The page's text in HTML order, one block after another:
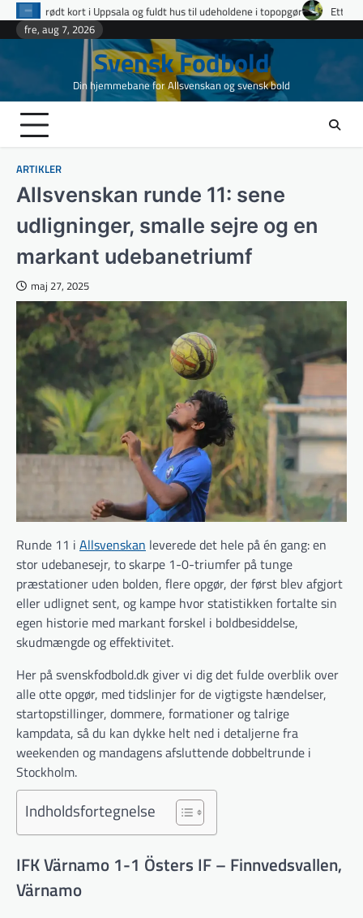
Skipog fuldt hus til udeholdene i topopgør
Ettan Norra runde 9: fire
fre, aug 7, 2026
Svensk Fodbold
Din hjemmebane for Allsvenskan og svensk bold
ARTIKLER
Allsvenskan runde 11: sene
udligninger, smalle sejre og en
markant udebanetriumf
maj 27, 2025
Runde 11 i Allsvenskan leverede det hele på én gang: en
stor udebanesejr, to skarpe 1-0-triumfer på tunge
præstationer uden bolden, flere opgør, der først blev afgjort
eller udlignet sent, og kampe hvor statistikken fortalte sin
egen historie med markant forskel i boldbesiddelse,
skudmængde og effektivitet.
Her på svenskfodbold.dk giver vi dig det fulde overblik over
alle otte opgør, med tidslinjer for de vigtigste hændelser,
startopstillinger, dommere, formationer og talrige
kampdata, så du kan dykke helt ned i detaljerne fra
weekenden og mandagens afsluttende dobbeltrunde i
Stockholm.
Indholdsfortegnelse
IFK Värnamo 1-1 Östers IF – Finnvedsvallen,
Värnamo